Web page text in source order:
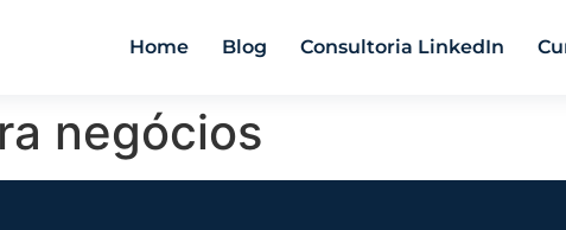
Home Blog Consultoria LinkedIn
negócios